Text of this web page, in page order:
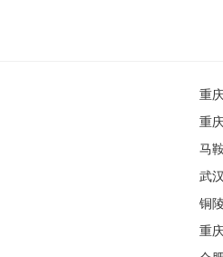
重
重
马
武
铜
重